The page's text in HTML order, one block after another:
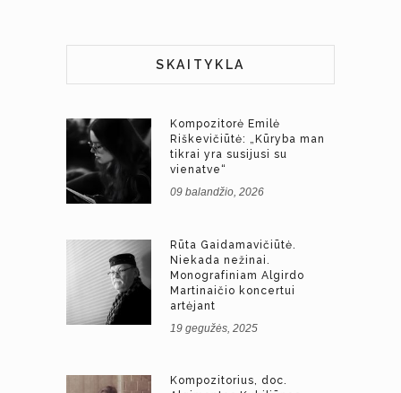
SKAITYKLA
Kompozitorė Emilė
Riškevičiūtė: „Kūryba man
tikrai yra susijusi su
vienatve“
09 balandžio, 2026
Rūta Gaidamavičiūtė.
Niekada nežinai.
Monografiniam Algirdo
Martinaičio koncertui
artėjant
19 gegužės, 2025
Kompozitorius, doc.